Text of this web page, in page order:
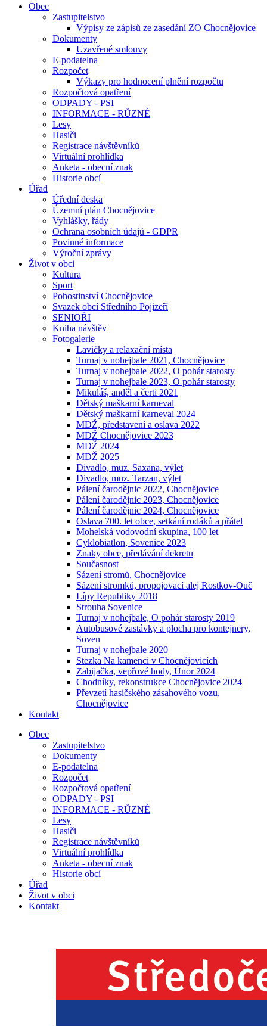
Obec
Zastupitelstvo
Výpisy ze zápisů ze zasedání ZO Chocnějovice
Dokumenty
Uzavřené smlouvy
E-podatelna
Rozpočet
Výkazy pro hodnocení plnění rozpočtu
Rozpočtová opatření
ODPADY - PSI
INFORMACE - RŮZNÉ
Lesy
Hasiči
Registrace návštěvníků
Virtuální prohlídka
Anketa - obecní znak
Historie obcí
Úřad
Úřední deska
Územní plán Chocnějovice
Vyhlášky, řády
Ochrana osobních údajů - GDPR
Povinné informace
Výroční zprávy
Život v obci
Kultura
Sport
Pohostinství Chocnějovice
Svazek obcí Středního Pojizeří
SENIOŘI
Kniha návštěv
Fotogalerie
Lavičky a relaxační místa
Turnaj v nohejbale 2021, Chocnějovice
Turnaj v nohejbale 2022, O pohár starosty
Turnaj v nohejbale 2023, O pohár starosty
Mikuláš, anděl a čerti 2021
Dětský maškarní karneval
Dětský maškarní karneval 2024
MDŽ, představení a oslava 2022
MDŽ Chocnějovice 2023
MDŽ 2024
MDŽ 2025
Divadlo, muz. Saxana, výlet
Divadlo, muz. Tarzan, výlet
Pálení čarodějnic 2022, Chocnějovice
Pálení čarodějnic 2023, Chocnějovice
Pálení čarodějnic 2024, Chocnějovice
Oslava 700. let obce, setkání rodáků a přátel
Mohelská vodovodní skupina, 100 let
Cyklobiatlon, Sovenice 2023
Znaky obce, předávání dekretu
Současnost
Sázení stromů, Chocnějovice
Sázení stromků, propojovací alej Rostkov-Ouč
Lípy Republiky 2018
Strouha Sovenice
Turnaj v nohejbale, O pohár starosty 2019
Autobusové zastávky a plocha pro kontejnery,
Soven
Turnaj v nohejbale 2020
Stezka Na kamenci v Chocnějovicích
Zabijačka, vepřové hody, Únor 2024
Chodníky, rekonstrukce Chocnějovice 2024
Převzetí hasičského zásahového vozu,
Chocnějovice
Kontakt
Obec
Zastupitelstvo
Dokumenty
E-podatelna
Rozpočet
Rozpočtová opatření
ODPADY - PSI
INFORMACE - RŮZNÉ
Lesy
Hasiči
Registrace návštěvníků
Virtuální prohlídka
Anketa - obecní znak
Historie obcí
Úřad
Život v obci
Kontakt